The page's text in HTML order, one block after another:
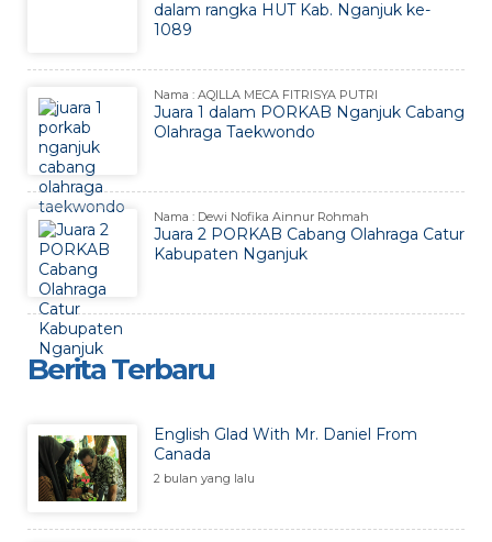
dalam rangka HUT Kab. Nganjuk ke-
1089
Nama : AQILLA MECA FITRISYA PUTRI
Juara 1 dalam PORKAB Nganjuk Cabang
Olahraga Taekwondo
Nama : Dewi Nofika Ainnur Rohmah
Juara 2 PORKAB Cabang Olahraga Catur
Kabupaten Nganjuk
Berita Terbaru
English Glad With Mr. Daniel From
Canada
2 bulan yang lalu